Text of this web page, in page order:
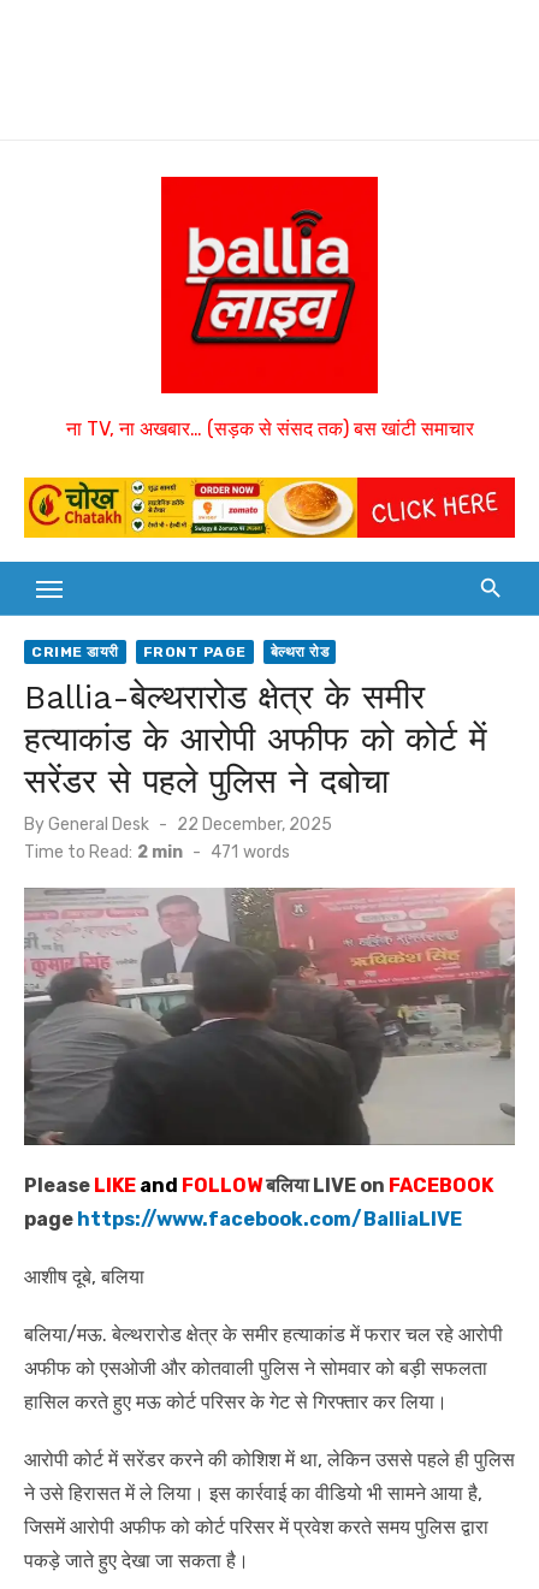
ना TV, ना अखबार… (सड़क से संसद तक) बस खांटी समाचार
CRIME डायरी FRONT PAGE बेल्थरा रोड
Ballia-बेल्थरारोड क्षेत्र के समीर
हत्याकांड के आरोपी अफीफ को कोर्ट में
सरेंडर से पहले पुलिस ने दबोचा
ByGeneral Desk
Posted
on
22 December, 2025
Time to Read: 2 min - 471 words
Please LIKE and FOLLOWबलिया LIVE on FACEBOOK
page https://www.facebook.com/BalliaLIVE
आशीष दूबे, बलिया
बलिया/मऊ. बेल्थरारोड क्षेत्र के समीर हत्याकांड में फरार चल रहे आरोपी
अफीफ को एसओजी और कोतवाली पुलिस ने सोमवार को बड़ी सफलता
हासिल करते हुए मऊ कोर्ट परिसर के गेट से गिरफ्तार कर लिया।
आरोपी कोर्ट में सरेंडर करने की कोशिश में था, लेकिन उससे पहले ही पुलिस
ने उसे हिरासत में ले लिया। इस कार्रवाई का वीडियो भी सामने आया है,
जिसमें आरोपी अफीफ को कोर्ट परिसर में प्रवेश करते समय पुलिस द्वारा
पकड़े जाते हुए देखा जा सकता है।